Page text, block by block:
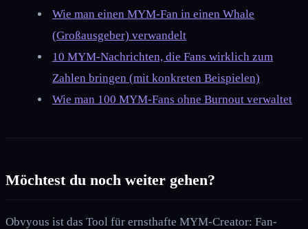
Wie man einen MYM-Fan in einen Whale
(Großausgeber) verwandelt
10 MYM-Nachrichten, die Fans wirklich zum
Zahlen bringen (mit konkreten Beispielen)
Wie man 100 MYM-Fans ohne Burnout verwaltet
Möchtest du noch weiter gehen?
Obvyous ist das Tool für ernsthafte MYM-Creator: Fan-